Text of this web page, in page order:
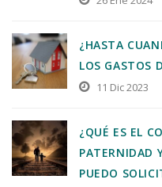
¿HASTA
LOS GASTOS
11 Dic 2023
¿QUÉ ES EL
PATERNIDAD
PUEDO